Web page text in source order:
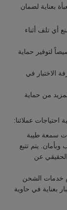
بعناية لضمان
أي تلف أثناء
لتوفير حماية
الاختبار في
من حماية
عملائنا:
سمعة طيبة
يتم تتبع
عن
خدمات الشحن
بعناية في حاوية